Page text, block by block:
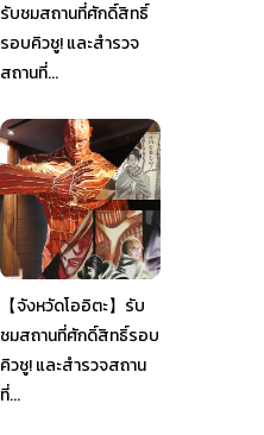
รับชมสถานที่ศักดิ์สิทธิ์
รอบคิวชู! และสำรวจ
สถานที่...
【จังหวัดโออิตะ】รับ
ชมสถานที่ศักดิ์สิทธิ์รอบ
คิวชู! และสำรวจสถาน
ที่...